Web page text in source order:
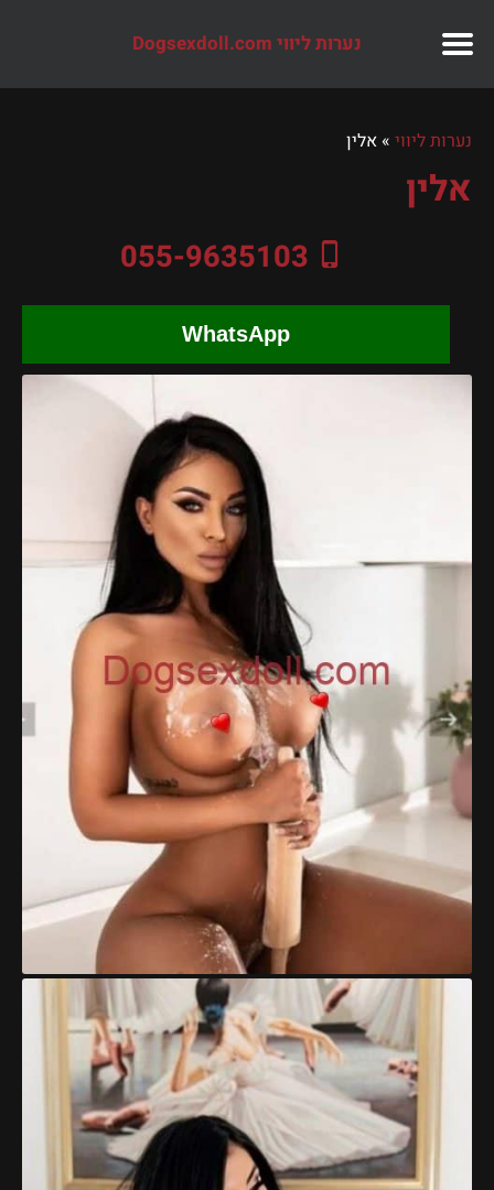
נערות ליווי »אלין
אלין
055-9635103
WhatsApp
נערות ליווי Dogsexdoll.com